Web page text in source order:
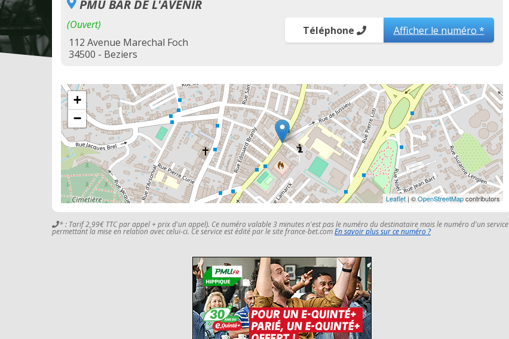
PMU BAR DE L'AVENIR
(Ouvert)
112 Avenue Marechal Foch
34500 - Beziers
Téléphone Afficher le numéro *
+
−
Leaflet | ©OpenStreetMapcontributors
* : Tarif 2,99€ TTC par appel + prix d'un appel). Ce numéro valable 3 minutes n'est pas le numéro du destinataire mais le numéro d'un service
permettant la mise en relation avec celui-ci. Ce service est édité par le site france-bet.comEn savoir plus sur ce numéro ?